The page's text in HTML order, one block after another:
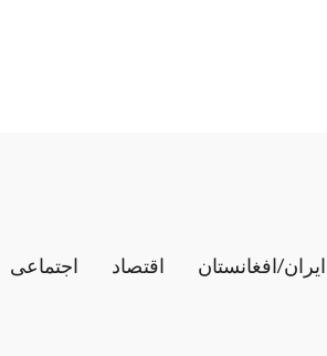
ایران/افغانستان اقتصاد اجتماعی